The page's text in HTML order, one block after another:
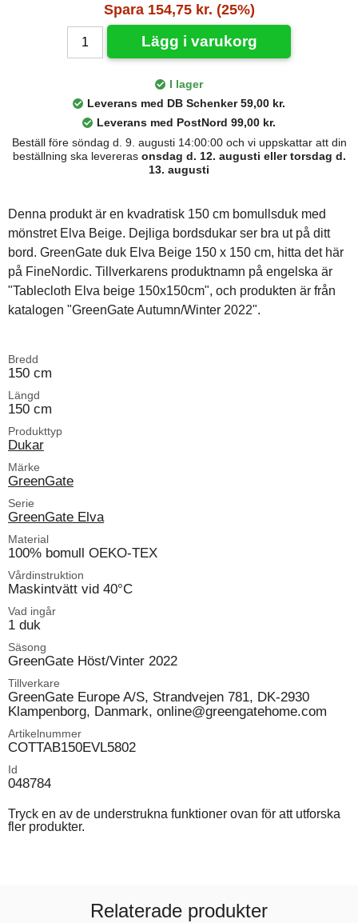
Spara 154,75 kr. (25%)
Lägg i varukorg
I lager
Leverans med DB Schenker 59,00 kr.
Leverans med PostNord 99,00 kr.
Beställ före söndag d. 9. augusti 14:00:00 och vi uppskattar att din
beställning ska levereras onsdag d. 12. augusti eller torsdag d.
13. augusti
Denna produkt är en kvadratisk 150 cm bomullsduk med
mönstret Elva Beige. Dejliga bordsdukar ser bra ut på ditt
bord. GreenGate duk Elva Beige 150 x 150 cm, hitta det här
på FineNordic. Tillverkarens produktnamn på engelska är
"Tablecloth Elva beige 150x150cm", och produkten är från
katalogen "GreenGate Autumn/Winter 2022".
Bredd
150 cm
Längd
150 cm
Produkttyp
Dukar
Märke
GreenGate
Serie
GreenGate Elva
Material
100% bomull OEKO-TEX
Vårdinstruktion
Maskintvätt vid 40°C
Vad ingår
1 duk
Säsong
GreenGate Höst/Vinter 2022
Tillverkare
GreenGate Europe A/S, Strandvejen 781, DK-2930
Klampenborg, Danmark, online@greengatehome.com
Artikelnummer
COTTAB150EVL5802
Id
048784
Tryck en av de understrukna funktioner ovan för att utforska
fler produkter.
Relaterade produkter